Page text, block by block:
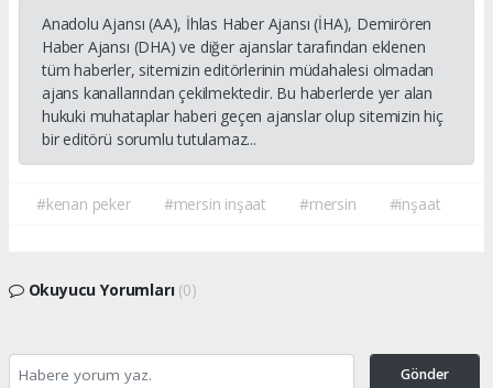
Anadolu Ajansı (AA), İhlas Haber Ajansı (İHA), Demirören
Haber Ajansı (DHA) ve diğer ajanslar tarafından eklenen
tüm haberler, sitemizin editörlerinin müdahalesi olmadan
ajans kanallarından çekilmektedir. Bu haberlerde yer alan
hukuki muhataplar haberi geçen ajanslar olup sitemizin hiç
bir editörü sorumlu tutulamaz...
#kenan peker #mersin inşaat #mersin #inşaat
Okuyucu Yorumları (0)
Gönder